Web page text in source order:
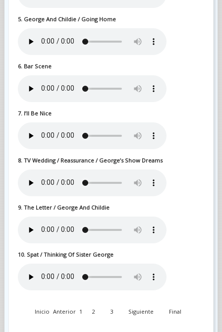
5. George And Childie / Going Home
6. Bar Scene
7. I’ll Be Nice
8. TV Wedding / Reassurance / George’s Show Dreams
9. The Letter / George And Childie
10. Spat / Thinking Of Sister George
Inicio Anterior 1 2 3 Siguiente Final